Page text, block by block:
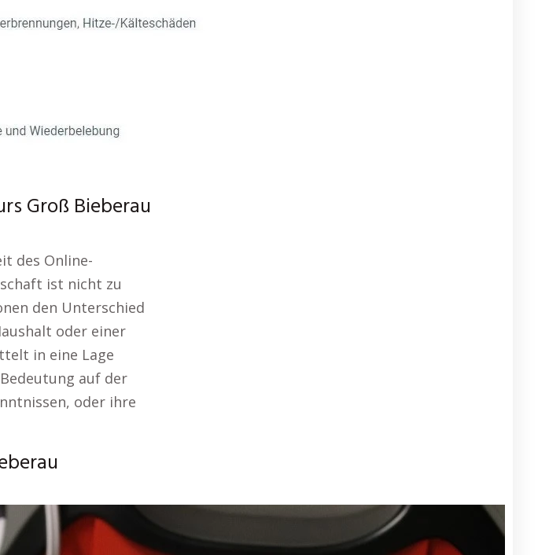
Groß Bieberau
des Online-
ist nicht zu
den Unterschied
oder einer
in eine Lage
auf der
oder ihre